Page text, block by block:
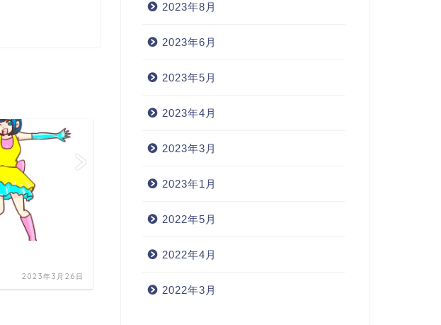
2023年3月26日
fatal 運命の
2023年8月
2023年6月
2023年5月
2023年4月
2023年3月
2023年1月
2022年5月
2022年4月
2022年3月